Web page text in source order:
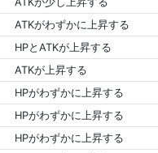
ATKがわずかに上昇する
HPとATKが上昇する
ATKが上昇する
HPがわずかに上昇する
HPがわずかに上昇する
HPがわずかに上昇する